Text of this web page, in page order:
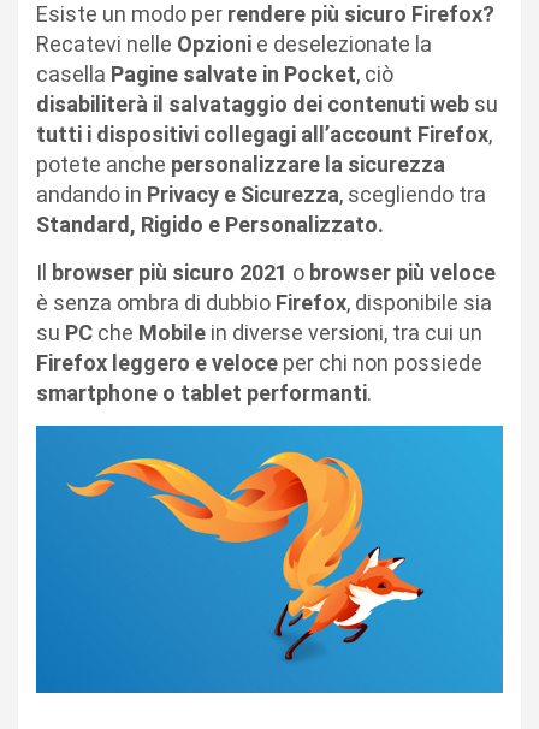
Esiste un modo per rendere più sicuro Firefox?
Recatevi nelle Opzioni e deselezionate la
casella Pagine salvate in Pocket, ciò
disabiliterà il salvataggio dei contenuti web su
tutti i dispositivi collegagi all’account Firefox,
potete anche personalizzare la sicurezza
andando in Privacy e Sicurezza, scegliendo tra
Standard, Rigido e Personalizzato.
Il browser più sicuro 2021 o browser più veloce
è senza ombra di dubbio Firefox, disponibile sia
su PC che Mobile in diverse versioni, tra cui un
Firefox leggero e veloce per chi non possiede
smartphone o tablet performanti.